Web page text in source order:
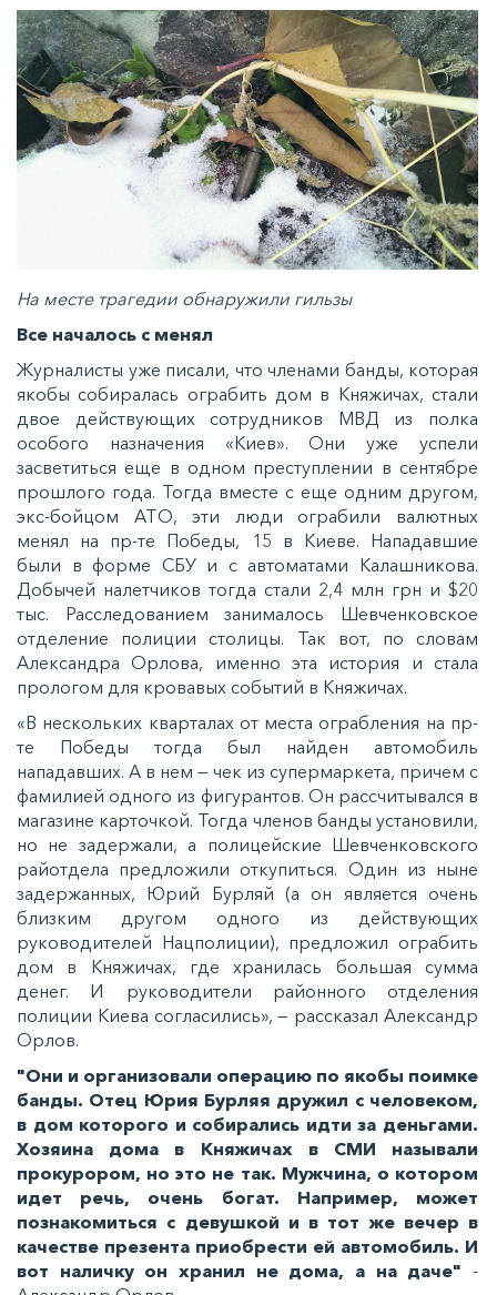
На месте трагедии обнаружили гильзы
Все началось с менял
Журналисты уже писали, что членами банды, которая
якобы собиралась ограбить дом в Княжичах, стали
двое действующих сотрудников МВД из полка
особого назначения «Киев». Они уже успели
засветиться еще в одном преступлении в сентябре
прошлого года. Тогда вместе с еще одним другом,
экс-бойцом АТО, эти люди ограбили валютных
менял на пр-те Победы, 15 в Киеве. Нападавшие
были в форме СБУ и с автоматами Калашникова.
Добычей налетчиков тогда стали 2,4 млн грн и $20
тыс. Расследованием занималось Шевченковское
отделение полиции столицы. Так вот, по словам
Александра Орлова, именно эта история и стала
прологом для кровавых событий в Княжичах.
«В нескольких кварталах от места ограбления на пр-
те Победы тогда был найден автомобиль
нападавших. А в нем — чек из супермаркета, причем с
фамилией одного из фигурантов. Он рассчитывался в
магазине карточкой. Тогда членов банды установили,
но не задержали, а полицейские Шевченковского
райотдела предложили откупиться. Один из ныне
задержанных, Юрий Бурляй (а он является очень
близким другом одного из действующих
руководителей Нацполиции), предложил ограбить
дом в Княжичах, где хранилась большая сумма
денег. И руководители районного отделения
полиции Киева согласились», — рассказал Александр
Орлов.
"Они и организовали операцию по якобы поимке
банды. Отец Юрия Бурляя дружил с человеком,
в дом которого и собирались идти за деньгами.
Хозяина дома в Княжичах в СМИ называли
прокурором, но это не так. Мужчина, о котором
идет речь, очень богат. Например, может
познакомиться с девушкой и в тот же вечер в
качестве презента приобрести ей автомобиль. И
вот наличку он хранил не дома, а на даче" -